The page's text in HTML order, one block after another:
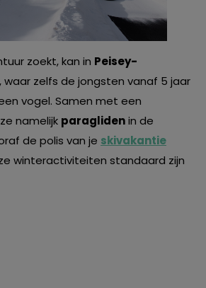
zoekt, kan in Peisey-
zelfs de jongsten vanaf 5 jaar
vogel. Samen met een
namelijk paraglidenin de
de polis van je skivakantie
winteractiviteiten standaard zijn